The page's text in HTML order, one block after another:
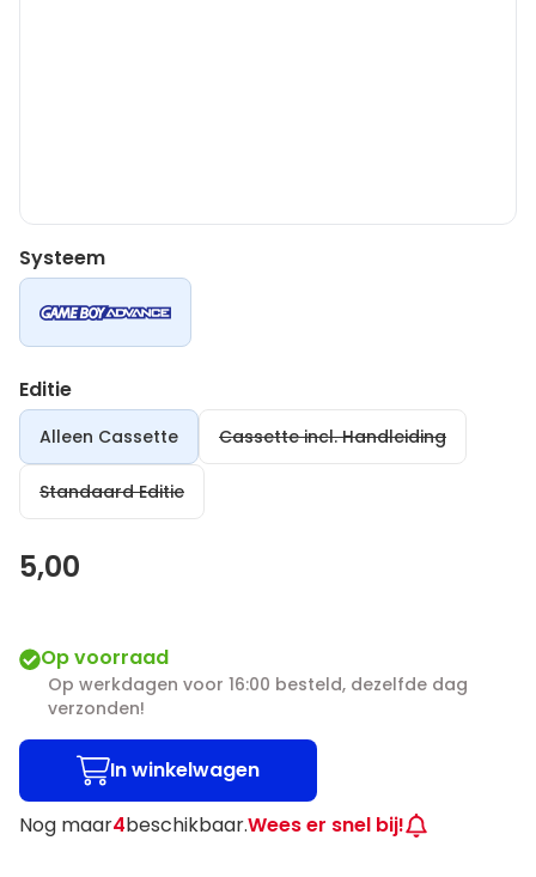
Systeem
Editie
Alleen Cassette Cassette incl. Handleiding
Standaard Editie
5,00
Op voorraad
Op werkdagen voor 16:00 besteld, dezelfde dag
verzonden!
In winkelwagen
Nog maar4beschikbaar.Wees er snel bij!